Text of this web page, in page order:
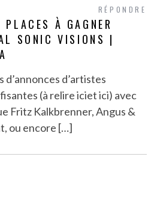
RÉPONDRE
À GAGNER
SONIC VISIONS |
d’artistes
(à relire iciet ici) avec
Fritz Kalkbrenner, Angus &
ou encore […]